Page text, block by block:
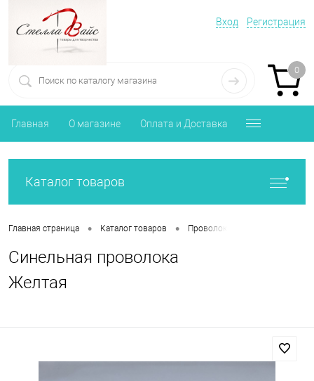
Вход Регистрация
0
Главная О магазине Оплата и Доставка
Каталог товаров
Главная страница • Каталог товаров • Проволока, клей, пистолеты
Синельная проволока
Желтая